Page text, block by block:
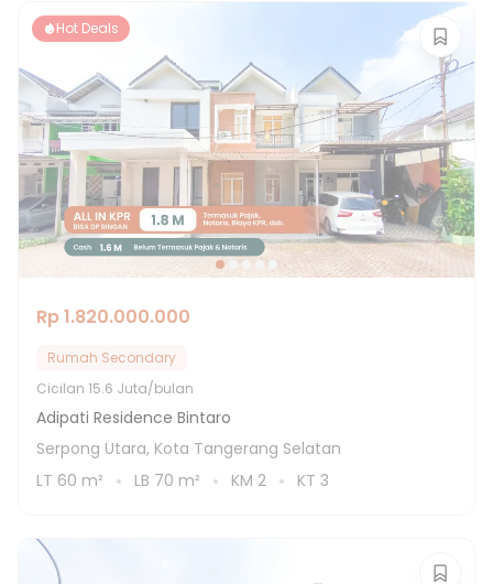
Hot Deals
Rp 1.820.000.000
Rumah Secondary
Cicilan 15.6 Juta/bulan
Adipati Residence Bintaro
Serpong Utara, Kota Tangerang Selatan
LT 60 m² LB 70 m² KM 2 KT 3